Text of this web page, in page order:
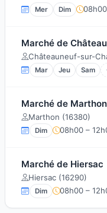
Mer Dim
Marché de
Châteauneuf-sur-
Mar Jeu Sam
Marché de Marthon
Marthon (16380)
Dim 08h00 –
Marché de Hiersac
Hiersac (16290)
Dim 08h00 –